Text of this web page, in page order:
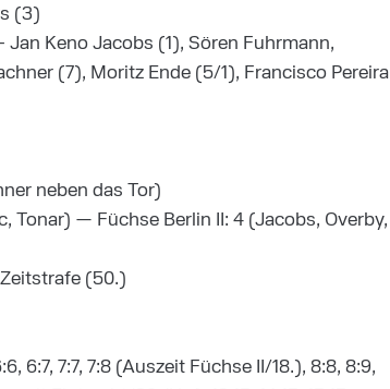
(3)
Jan Keno Jacobs (1), Sören Fuhrmann,
(7), Moritz Ende (5/1), Francisco Pereira
neben das Tor)
Tonar) — Füchse Berlin II: 4 (Jacobs, Overby,
(50.)
6:7, 7:7, 7:8 (Auszeit Füchse II/18.), 8:8, 8:9,